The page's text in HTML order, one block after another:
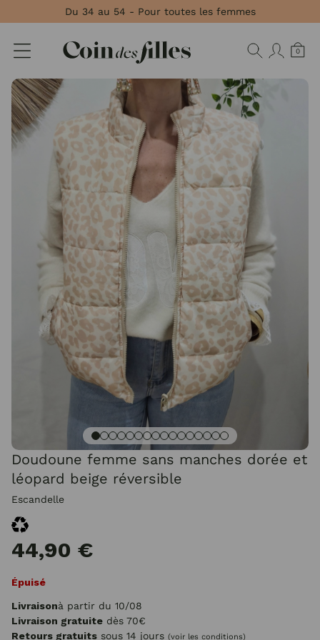
Du 34 au 54 - Pour toutes les femmes
0
Doudoune femme sans manches dorée et
léopard beige réversible
Escandelle
44,90 €
Épuisé
Livraisonà partir du 10/08
Livraison gratuite dès 70€
Retours gratuits sous 14 jours (voir les conditions)
Panneau de gestion des cookies